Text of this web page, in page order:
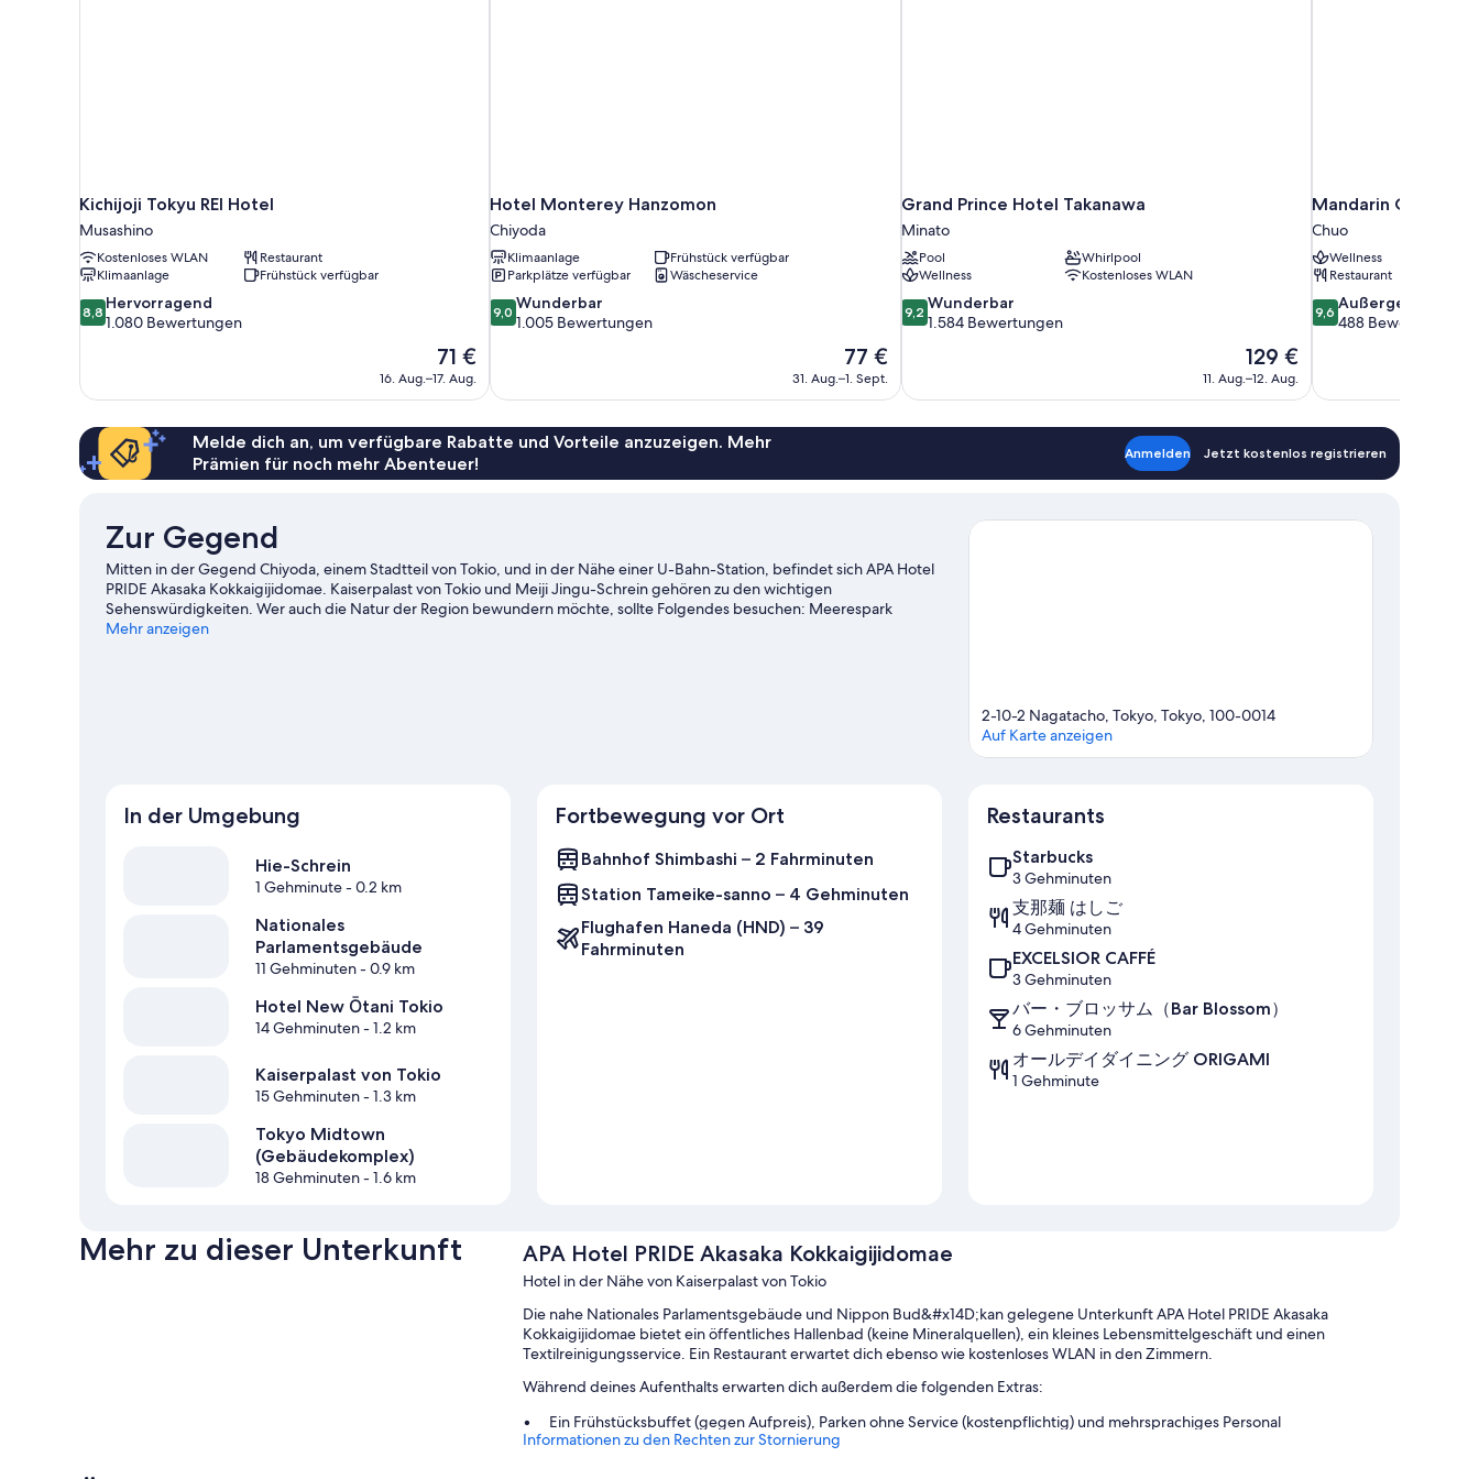
Kichijoji Tokyu REI Hotel
Musashino
Kostenloses WLAN
Restaurant
Klimaanlage
Frühstück verfügbar
8.8
von
Bewertungen
8,8 Hervorragend
1.080 Bewertungen
Der
Preis
beträgt
71 €
16. Aug.–17. Aug.
Hotel Monterey Hanzomon
Chiyoda
Klimaanlage
Frühstück verfügbar
Parkplätze verfügbar
Wäscheservice
9.0
von
Bewertungen
9,0 Wunderbar
1.005 Bewertungen
Der
Preis
beträgt
77 €
31. Aug.–1. Sept.
Grand Prince Hotel Takanawa
Minato
Pool
Whirlpool
Wellness
Kostenloses WLAN
9.2
von
Bewertungen
9,2 Wunderbar
1.584 Bewertungen
Der
Preis
beträgt
129 €
11. Aug.–12. Aug.
Mandarin Oriental,
Chuo
Wellness
Restaurant
9.6
von
Bewertungen
9,6 Außergewöhnlich
488 Bewertungen
Melde dich an, um verfügbare Rabatte und Vorteile anzuzeigen. Mehr
Prämien für noch mehr Abenteuer!
Anmelden Jetzt kostenlos registrieren
Zur Gegend
Mitten in der Gegend Chiyoda, einem Stadtteil von Tokio, und in der Nähe einer U-Bahn-Station, befindet sich APA Hotel
PRIDE Akasaka Kokkaigijidomae. Kaiserpalast von Tokio und Meiji Jingu-Schrein gehören zu den wichtigen
Sehenswürdigkeiten. Wer auch die Natur der Region bewundern möchte, sollte Folgendes besuchen: Meerespark
Odaiba. Lust auf ein spannendes Event? Dann schau doch mal in den Veranstaltungskalender dieser beiden Locations:
Mehr anzeigen
2-10-2 Nagatacho, Tokyo, Tokyo, 100-0014
Auf Karte anzeigen
In der Umgebung
Hie-Schrein
1 Gehminute- 0.2 km
Nationales
Parlamentsgebäude
11 Gehminuten- 0.9 km
Hotel New Ōtani Tokio
14 Gehminuten- 1.2 km
Kaiserpalast von Tokio
15 Gehminuten- 1.3 km
Tokyo Midtown
(Gebäudekomplex)
18 Gehminuten- 1.6 km
Fortbewegung vor Ort
Bahnhof Shimbashi – 2 Fahrminuten
Station Tameike-sanno – 4 Gehminuten
Flughafen Haneda (HND) – 39
Fahrminuten
Restaurants
Starbucks
3 Gehminuten
支那麺 はしご
4 Gehminuten
EXCELSIOR CAFFÉ
3 Gehminuten
バー・ブロッサム（Bar Blossom）
6 Gehminuten
オールデイダイニング ORIGAMI
1 Gehminute
Mehr zu dieser Unterkunft APA Hotel PRIDE Akasaka Kokkaigijidomae
Hotel in der Nähe von Kaiserpalast von Tokio
Die nahe Nationales Parlamentsgebäude und Nippon Bud&#x14D;kan gelegene Unterkunft APA Hotel PRIDE Akasaka
Kokkaigijidomae bietet ein öffentliches Hallenbad (keine Mineralquellen), ein kleines Lebensmittelgeschäft und einen
Textilreinigungsservice. Ein Restaurant erwartet dich ebenso wie kostenloses WLAN in den Zimmern.
Während deines Aufenthalts erwarten dich außerdem die folgenden Extras:
Ein Frühstücksbuffet (gegen Aufpreis), Parken ohne Service (kostenpflichtig) und mehrsprachiges Personal
Gepäckaufbewahrung, ein Wasserspender und eine rund um die Uhr besetzte Rezeption
Informationen zu den Rechten zur Stornierung